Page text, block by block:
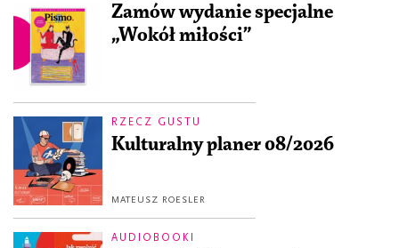
Zamów wydanie specjalne
„Wokół miłości”
RZECZ GUSTU
Kulturalny planer 08/2026
MATEUSZ ROESLER
AUDIOBOOKI